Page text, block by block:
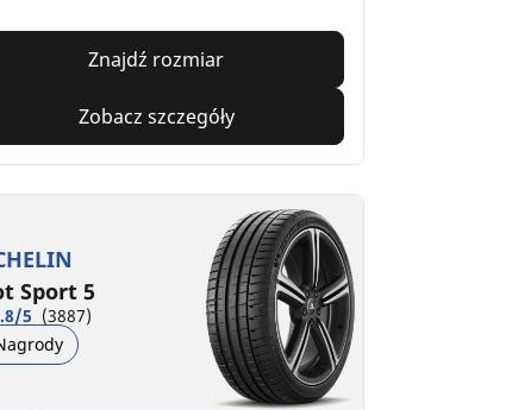
Znajdź rozmiar
Zobacz szczegóły
Sport 5
5 (3887)